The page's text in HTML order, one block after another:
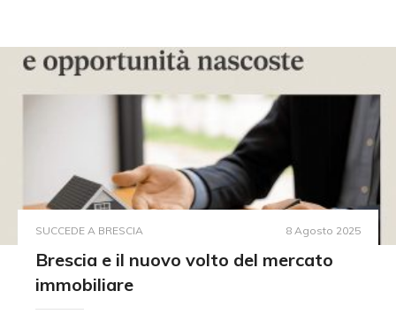
SUCCEDE A BRESCIA 8 Agosto 2025
Brescia e il nuovo volto del mercato
immobiliare